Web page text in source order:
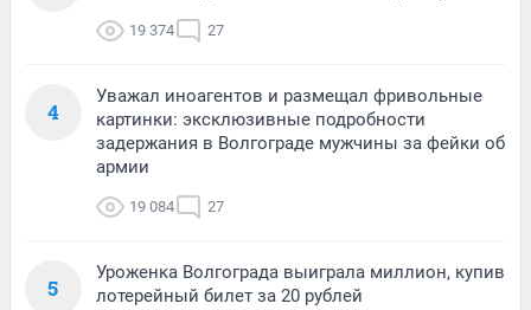
19 374 27
4
Уважал иноагентов и размещал фривольные
картинки: эксклюзивные подробности
задержания в Волгограде мужчины за фейки об
армии
19 084 27
5
Уроженка Волгограда выиграла миллион, купив
лотерейный билет за 20 рублей